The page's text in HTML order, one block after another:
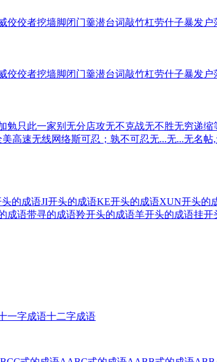
佼佼者挖墙脚闭门羹潜台词敲竹杠劳什子暴发户
佼佼者挖墙脚闭门羹潜台词敲竹杠劳什子暴发户
勉只此一家别无分店攻无不克战无不胜无穷递缩
美高速无线网络斯可忍；孰不可忍无...无...无名帖
的成语JI开头的成语KE开头的成语XUN开头的
成语带寻的成语羚开头的成语羊开头的成语挂开
一字成语十二字成语